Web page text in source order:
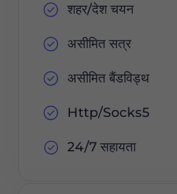
शहर/देश चयन
असीमित सत्र
असीमित बैंडविड्थ
Http/Socks5
24/7 सहायता